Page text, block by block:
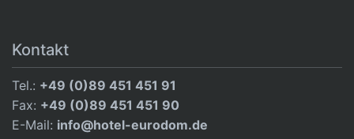
Kontakt
Tel.: +49 (0)89 451 451 91
Fax: +49 (0)89 451 451 90
E-Mail: info@hotel-eurodom.de